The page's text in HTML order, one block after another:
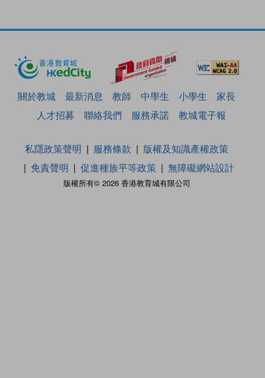
關於教城 最新消息 教師 中學生 小學生
家長
人才招募
聯絡我們 服務承諾 教城電子報
版權所有© 2026 香港教育城有限公司
私隱政策聲明 服務條款
版權及知識產權政策
免責聲明
促進種族平等政策 無障礙網站設計